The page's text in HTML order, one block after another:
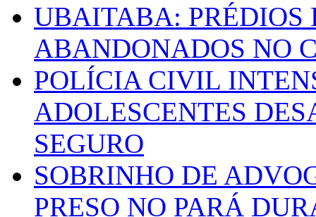
UBAITABA: PRÉDIOS
ABANDONADOS NO
POLÍCIA CIVIL
ADOLESCENTES
SEGURO
SOBRINHO DE
PRESO NO PARÁ